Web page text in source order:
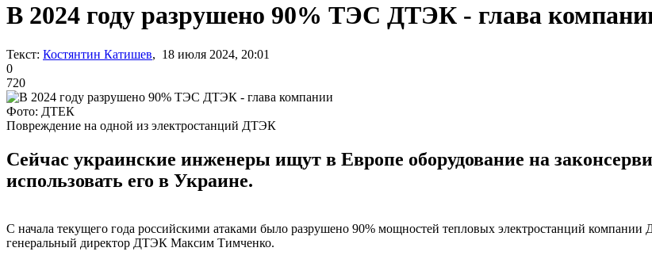
В 2024 году разрушено 90% ТЭС ДТЭК - глава
Текст: Костянтин Катишев, 18 июля 2024, 20:01
0
720
Фото: ДТЕК
Повреждение на одной из электростанций ДТЭК
Сейчас украинские инженеры ищут в Европе оборудование на
использовать его в Украине.
С начала текущего года российскими атаками было разрушено 90% мощностей тепловых электростанций
генеральный директор ДТЭК Максим Тимченко.